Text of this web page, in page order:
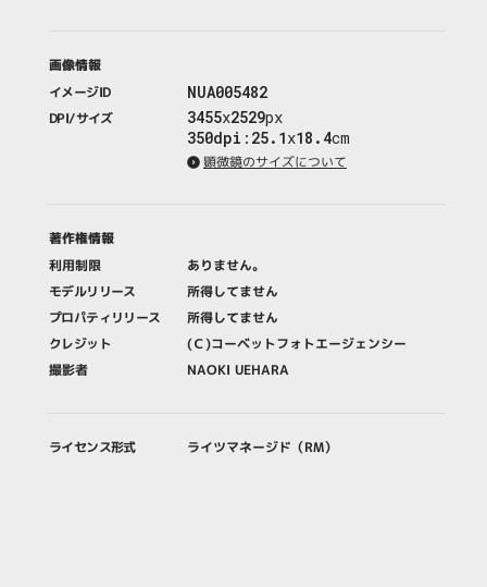
画像情報
イメージID
NUA005482
DPI/サイズ 3455x2529px
350dpi : 25.1x18.4cm
顕微鏡のサイズについて
著作権情報
利用制限
ありません。
モデルリリース
所得してません
プロパティリリース
所得してません
クレジット
(Ｃ)コーベットフォトエージェンシー
撮影者
NAOKI UEHARA
ライセンス形式 ライツマネージド（RM）